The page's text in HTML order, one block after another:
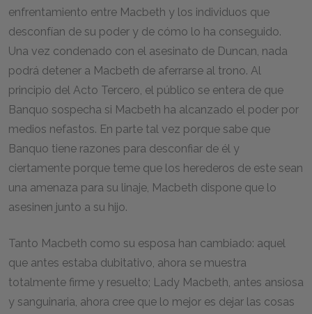
enfrentamiento entre Macbeth y los individuos que
desconfían de su poder y de cómo lo ha conseguido.
Una vez condenado con el asesinato de Duncan, nada
podrá detener a Macbeth de aferrarse al trono. Al
principio del Acto Tercero, el público se entera de que
Banquo sospecha si Macbeth ha alcanzado el poder por
medios nefastos. En parte tal vez porque sabe que
Banquo tiene razones para desconfiar de él y
ciertamente porque teme que los herederos de este sean
una amenaza para su linaje, Macbeth dispone que lo
asesinen junto a su hijo.
Tanto Macbeth como su esposa han cambiado: aquel
que antes estaba dubitativo, ahora se muestra
totalmente firme y resuelto; Lady Macbeth, antes ansiosa
y sanguinaria, ahora cree que lo mejor es dejar las cosas